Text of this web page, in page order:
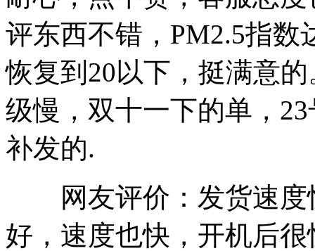
评东西不错，PM2.5指数
恢复到20以下，挺满意
级慢，双十一下的单，
补发的.
网友评价：发货速度
好，速度也快，开机后